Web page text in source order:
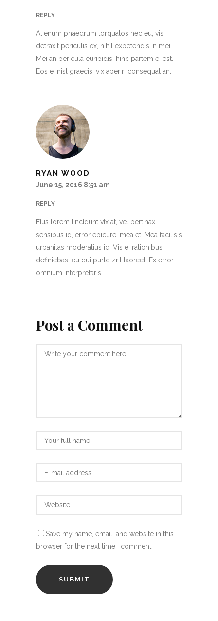
REPLY
Alienum phaedrum torquatos nec eu, vis
detraxit periculis ex, nihil expetendis in mei.
Mei an pericula euripidis, hinc partem ei est.
Eos ei nisl graecis, vix aperiri consequat an.
RYAN WOOD
June 15, 2016 8:51 am
REPLY
Eius lorem tincidunt vix at, vel pertinax
sensibus id, error epicurei mea et. Mea facilisis
urbanitas moderatius id. Vis ei rationibus
definiebas, eu qui purto zril laoreet. Ex error
omnium interpretaris.
Post a Comment
Save my name, email, and website in this
browser for the next time I comment.